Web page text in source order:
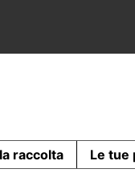
raccolta Le tue